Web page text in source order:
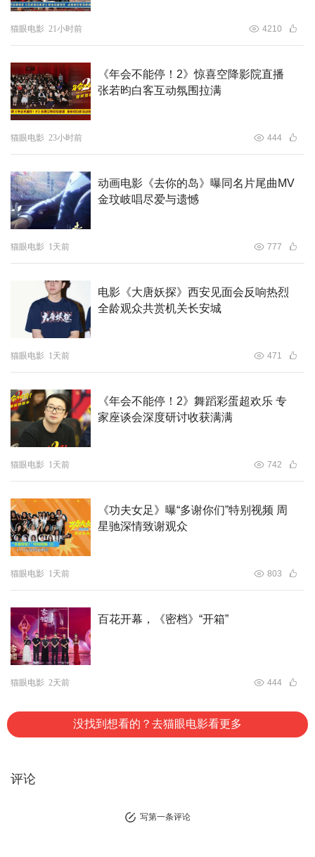
《聊斋：兰若寺》是国产动画史上首次以故事集的形式呈现
“世界短篇小说之王”蒲松龄经典名著《聊斋志异》。电影采
用了“1+5”的结构，以蒲松龄夜探兰若寺的主线故事《井下
故事》串联起风格各异的五大独立篇章。终极海报中，蒲松
龄席地而坐，头顶翻涌的水浪卷起《崂山道士》《莲花公
影的独特叙事方式具像化，交织出一幅瑰丽的东方志怪画
卷。同日曝光的终极预告，则是更为丰富流动的盛宴，精妙
串联起各篇章，融合诙谐、童趣、凄美、青春、奇幻等多重
证者，静观不同时代轮转下上演的志怪传奇。在这些光怪陆
离的故事里，深蕴着对善恶的思辨、对情谊的坚守、对生死
的敬畏。人妖殊途的纠葛、真情与假意的迷局、炽热爱恋与
幽幽怨恨的复杂交织，构成一面璀璨的情感万花筒，邀请观
众洞见真实的人心百态：见求仙问道者的贪心，见“心有童
真梦亦真”的真心，见人鬼相依的乱世情，见复杂难尽的夫
妻情，亦见至情至性的生死情。这些丰富饱满、动人心魄的
情感，让观众在享受东方奇幻盛宴的同时，更能深深叩击观
猫眼电影 21小时前 4210
《年会不能停！2》惊喜空降影院直播
张若昀白客互动氛围拉满
猫眼电影 23小时前 444
动画电影《去你的岛》曝同名片尾曲MV
金玟岐唱尽爱与遗憾
猫眼电影 1天前 777
电影《大唐妖探》西安见面会反响热烈
全龄观众共赏机关长安城
猫眼电影 1天前 471
《年会不能停！2》舞蹈彩蛋超欢乐 专
家座谈会深度研讨收获满满
猫眼电影 1天前 742
《功夫女足》曝“多谢你们”特别视频 周
星驰深情致谢观众
猫眼电影 1天前 803
百花开幕，《密档》“开箱”
猫眼电影 2天前 444
没找到想看的？去猫眼电影看更多
评论
写第一条评论